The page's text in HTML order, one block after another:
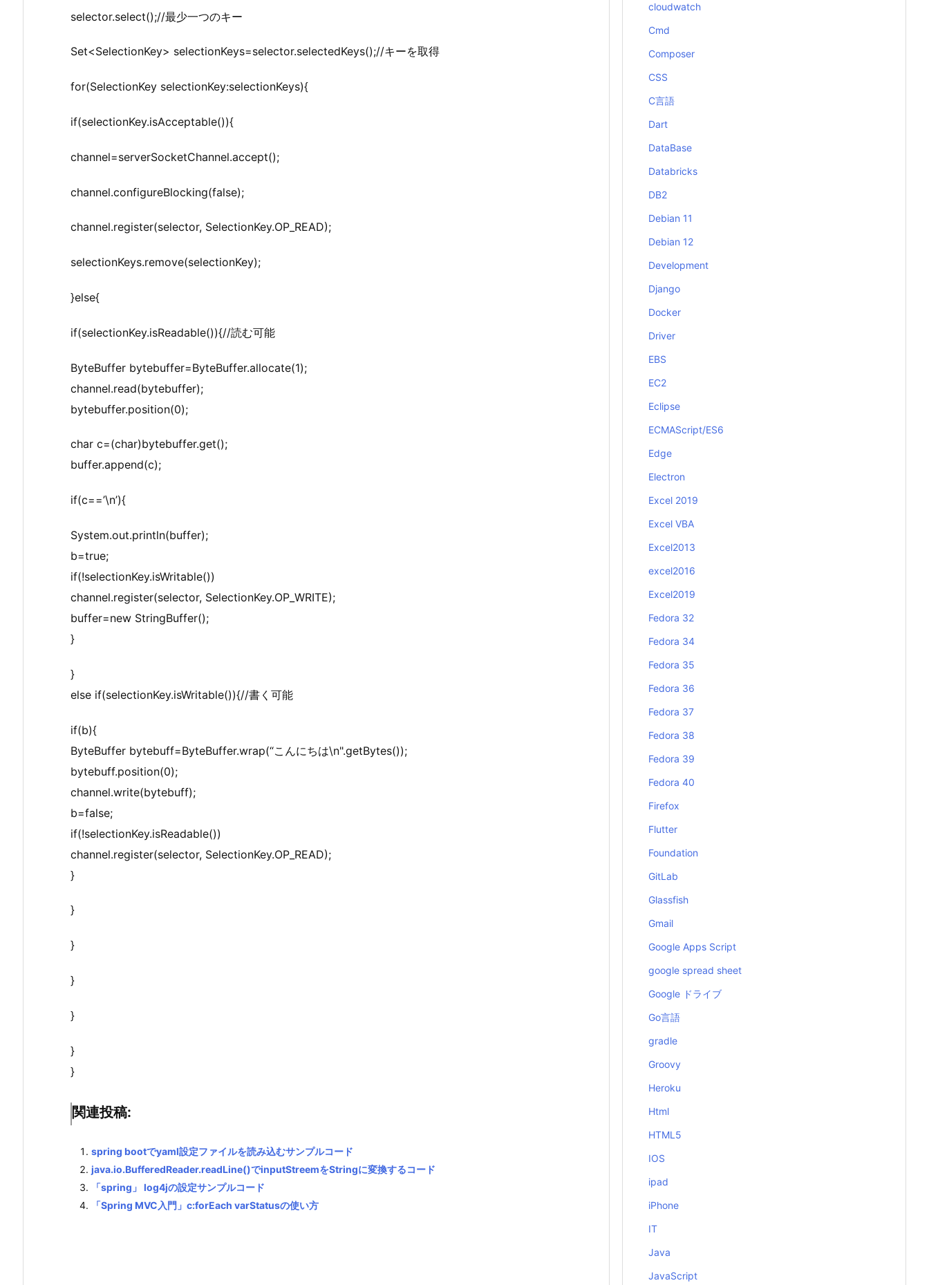
selector.select();//最少一つのキー
Set<SelectionKey> selectionKeys=selector.selectedKeys();//キーを取得
for(SelectionKey selectionKey:selectionKeys){
if(selectionKey.isAcceptable()){
channel=serverSocketChannel.accept();
channel.configureBlocking(false);
channel.register(selector, SelectionKey.OP_READ);
selectionKeys.remove(selectionKey);
}else{
if(selectionKey.isReadable()){//読む可能
ByteBuffer bytebuffer=ByteBuffer.allocate(1);
channel.read(bytebuffer);
bytebuffer.position(0);
char c=(char)bytebuffer.get();
buffer.append(c);
if(c==’\n’){
System.out.println(buffer);
b=true;
if(!selectionKey.isWritable())
channel.register(selector, SelectionKey.OP_WRITE);
buffer=new StringBuffer();
}
}
else if(selectionKey.isWritable()){//書く可能
if(b){
ByteBuffer bytebuff=ByteBuffer.wrap(“こんにちは\n".getBytes());
bytebuff.position(0);
channel.write(bytebuff);
b=false;
if(!selectionKey.isReadable())
channel.register(selector, SelectionKey.OP_READ);
}
}
}
}
}
}
}
関連投稿:
spring bootでyaml設定ファイルを読み込むサンプルコード
java.io.BufferedReader.readLine()でinputStreemをStringに変換するコード
「spring」 log4jの設定サンプルコード
「Spring MVC入門」c:forEach varStatusの使い方
cloudwatch
Cmd
Composer
CSS
C言語
Dart
DataBase
Databricks
DB2
Debian 11
Debian 12
Development
Django
Docker
Driver
EBS
EC2
Eclipse
ECMAScript/ES6
Edge
Electron
Excel 2019
Excel VBA
Excel2013
excel2016
Excel2019
Fedora 32
Fedora 34
Fedora 35
Fedora 36
Fedora 37
Fedora 38
Fedora 39
Fedora 40
Firefox
Flutter
Foundation
GitLab
Glassfish
Gmail
Google Apps Script
google spread sheet
Google ドライブ
Go言語
gradle
Groovy
Heroku
Html
HTML5
IOS
ipad
iPhone
IT
Java
JavaScript